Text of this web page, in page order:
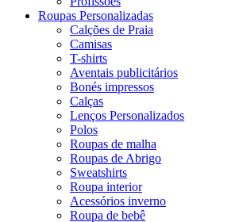
Roupas Personalizadas
Calções de Praia
Camisas
T-shirts
Aventais publicitários
Bonés impressos
Calças
Lenços Personalizados
Polos
Roupas de malha
Roupas de Abrigo
Sweatshirts
Roupa interior
Acessórios inverno
Roupa de bebê